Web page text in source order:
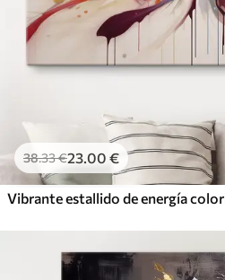
38.33€23.00 €
Vibrante estallido de energía